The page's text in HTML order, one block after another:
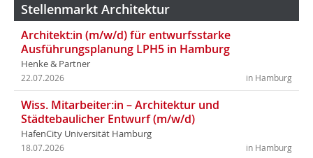
Stellenmarkt Architektur
Architekt:in (m/w/d) für entwurfsstarke
Ausführungsplanung LPH5 in Hamburg
Henke & Partner
in Hamburg
22.07.2026
Wiss. Mitarbeiter:in – Architektur und
Städtebaulicher Entwurf (m/w/d)
HafenCity Universität Hamburg
in Hamburg
18.07.2026